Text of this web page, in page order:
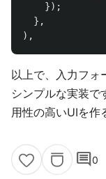
});
},
),
以上で、入力フォ
シンプルな実装で
用性の高いUIを作
comment0